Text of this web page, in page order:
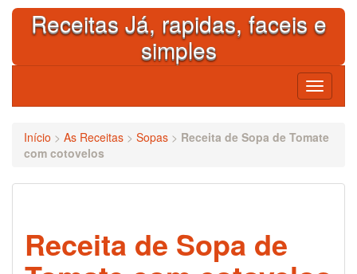
Skip
contentReceitas Já, rapidas, faceis e
simples
Toggle
Início > As Receitas > Sopas > Receita de Sopa de Tomate
com cotovelos
Receita de Sopa de